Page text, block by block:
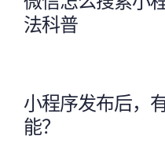
法科普
小程序发布后，
能？